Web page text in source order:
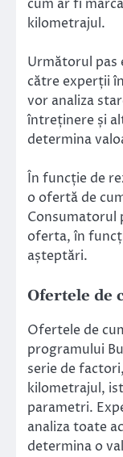
cum ar fi
kilometrajul.
Următorul pas
către experții
vor analiza
întreținere și
determina
În funcție de
o ofertă de
Consumatorul
oferta, în
așteptări.
Ofertele de
Ofertele de
programului
serie de
kilometrajul,
parametri.
analiza toate
determina o